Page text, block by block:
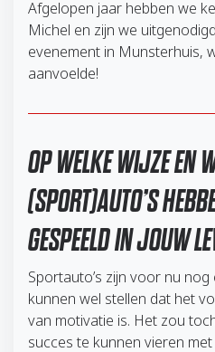
Afgelopen jaar hebben we
Michel en zijn we
evenement in Munsterhuis,
aanvoelde!
OP WELKE WIJZE EN
(SPORT)AUTO’S
GESPEELD IN JOUW
Sportauto’s zijn voor nu
kunnen wel stellen dat het
van motivatie is. Het zou
succes te kunnen vieren